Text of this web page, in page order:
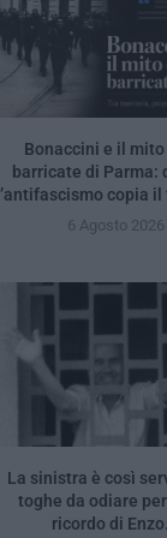
Bonaccini e il
barricate di Parma:
l’antifascismo copia
6 Agosto 2026
La sinistra è così
toghe da odiare
ricordo di